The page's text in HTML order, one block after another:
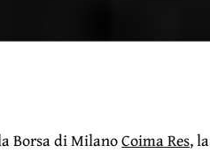
Borsa di MilanoCoima Res, la